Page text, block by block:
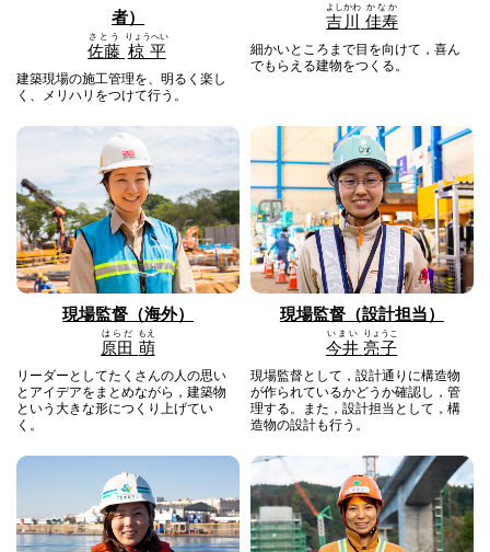
者）
佐藤
さとう
椋平
りょうへい
建築現場の施工管理を、明るく楽し
く、メリハリをつけて行う。
吉川
よしかわ
佳寿
かなか
細かいところまで目を向けて，喜ん
でもらえる建物をつくる。
現場監督（海外）
原田
はらだ
萌
もえ
リーダーとしてたくさんの人の思い
とアイデアをまとめながら，建築物
という大きな形につくり上げてい
く。
現場監督（設計担当）
今井
いまい
亮子
りょうこ
現場監督として，設計通りに構造物
が作られているかどうか確認し，管
理する。また，設計担当として，構
造物の設計も行う。